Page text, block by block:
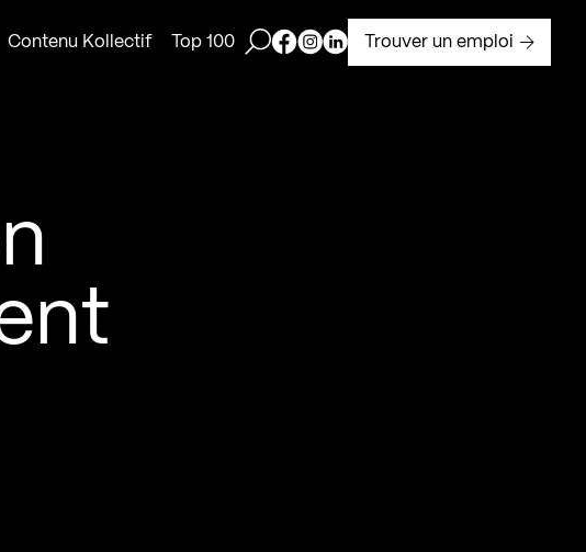
Contenu Kollectif Top 100 Ouvrir la barre de recherche
Page Facebook de Kollectif
Page Instagram de Kollectif
Page Linkedin de Kollectif
Trouver un emploi